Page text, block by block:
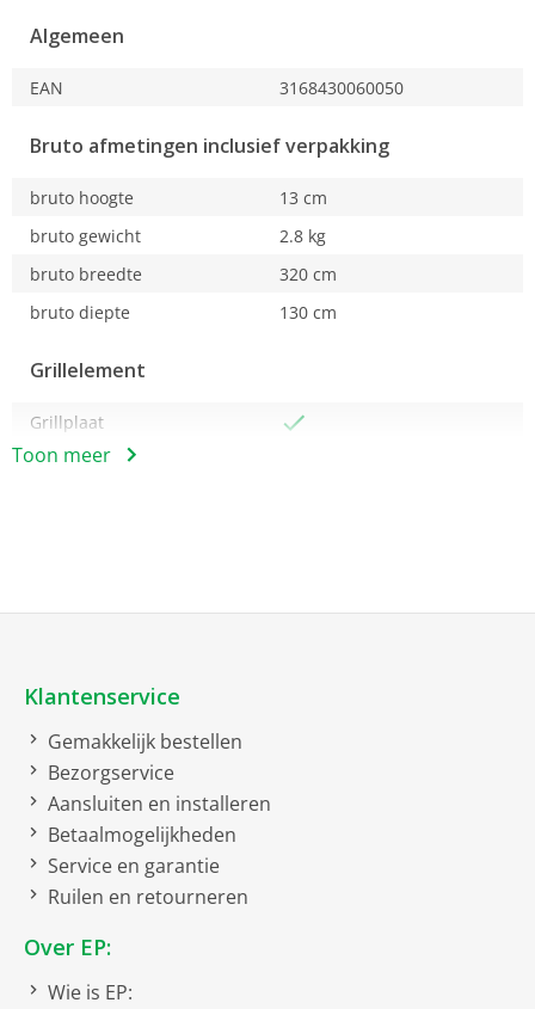
Vet en vleessappen worden opgevangen inuniek
Vermogen 1800 W
Algemeen
EAN 3168430060050
Bruto afmetingen inclusief verpakking
bruto hoogte
13 cm
bruto gewicht
2.8 kg
bruto breedte
320 cm
bruto diepte
130 cm
Grillelement
Grillplaat
Anti-aanbaklaag
Netto afmetingen
netto gewicht
Soort
Uitrusting
Toon meer
Klantenservice
Gemakkelijk bestellen
Bezorgservice
Aansluiten en installeren
Betaalmogelijkheden
Service en garantie
Ruilen en retourneren
Over EP:
Wie is EP: